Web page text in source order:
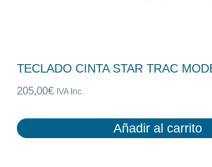
TECLADO CINTA STAR TRAC
205,00€ IVA Inc.
Añadir al carrito